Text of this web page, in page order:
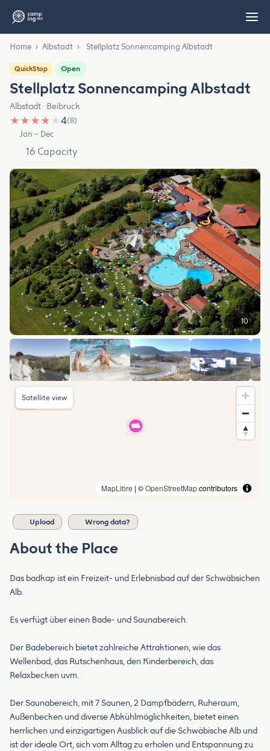
Home › Albstadt › Stellplatz Sonnencamping Albstadt
QuickStop Open
Stellplatz Sonnencamping Albstadt
Albstadt · Beibruck
★ ★ ★ ★ ★4(8)
Jan – Dec
16 Capacity
10
MapLibre | ©OpenStreetMapcontributors
Satellite view
Upload Wrong data?
About the Place
Das badkap ist ein Freizeit- und Erlebnisbad auf der Schwäbsichen
Alb.
Es verfügt über einen Bade- und Saunabereich.
Der Badebereich bietet zahlreiche Attraktionen, wie das
Wellenbad, das Rutschenhaus, den Kinderbereich, das
Relaxbecken uvm.
Der Saunabereich, mit 7 Saunen, 2 Dampfbädern, Ruheraum,
Außenbecken und diverse Abkühlmöglichkeiten, bietet einen
herrlichen und einzigartigen Ausblick auf die Schwäbische Alb und
ist der ideale Ort, sich vom Alltag zu erholen und Entspannung zu